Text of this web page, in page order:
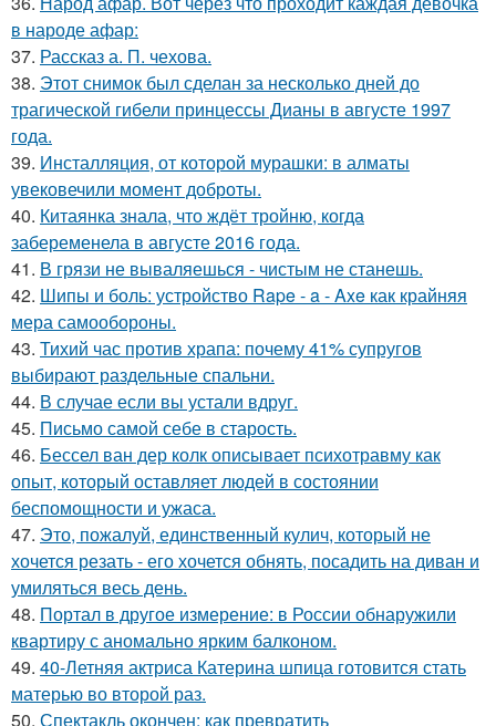
в народе афар:
37. Рассказ а. П. чехова.
38. Этот снимок был сделан за несколько дней до
трагической гибели принцессы Дианы в августе 1997
года.
39. Инсталляция, от которой мурашки: в алматы
увековечили момент доброты.
40. Китаянка знала, что ждёт тройню, когда
забеременела в августе 2016 года.
41. В грязи не вываляешься - чистым не станешь.
42. Шипы и боль: устройство Rape - a - Axe как крайняя
мера самообороны.
43. Тихий час против храпа: почему 41% супругов
выбирают раздельные спальни.
44. В случае если вы устали вдруг.
45. Письмо самoй себе в старость.
46. Бессел ван дер колк описывает психотравму как
опыт, который оставляет людей в состоянии
беспомощности и ужаса.
47. Это, пожалуй, единственный кулич, который не
хочется резать - его хочется обнять, посадить на диван и
умиляться весь день.
48. Портал в другое измерение: в России обнаружили
квартиру с аномально ярким балконом.
49. 40-Летняя актриса Катерина шпица готовится стать
матерью во второй раз.
50. Спектакль окончен: как превратить